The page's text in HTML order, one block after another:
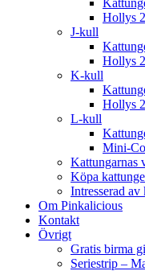
Hollys
J-kull
Hollys
K-kull
Hollys
L-kull
Mini-
Kattungarnas
Köpa
Intresserad av
Om Pinkalicious
Kontakt
Övrigt
Gratis birma
Seriestrip –